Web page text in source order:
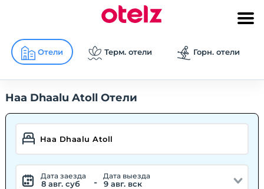
Отели Терм. отели Горн. отели
Haa Dhaalu Atoll Отели
Дата заезда
8 авг. суб -
Дата выезда
9 авг. вск